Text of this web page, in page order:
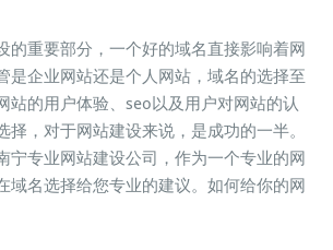
如
何
选
择
一
个
好
的重要部分，一个好的域名直接影响着网
是企业网站还是个人网站，域名的选择至
站的用户体验、seo以及用户对网站的认
择，对于网站建设来说，是成功的一半。
宁专业网站建设公司，作为一个专业的网
域名选择给您专业的建议。如何给你的网